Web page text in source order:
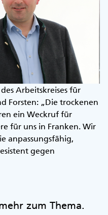
Arbeitskreises für
Forsten: „Die trockenen
ein Weckruf für
für uns in Franken. Wir
anpassungsfähig,
gegen
zum Thema.